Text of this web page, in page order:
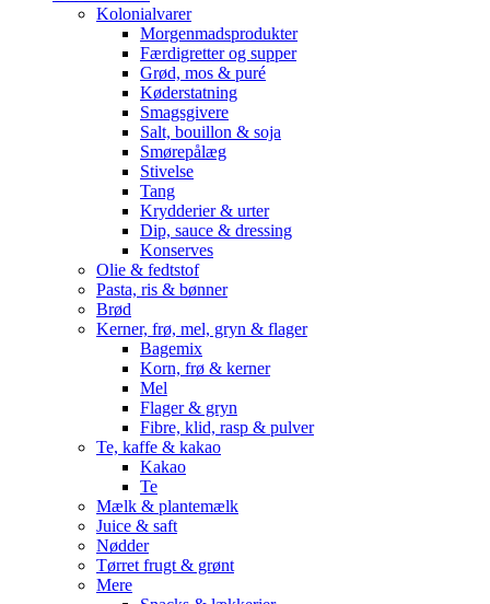
Kolonialvarer
Morgenmadsprodukter
Færdigretter og supper
Grød, mos & puré
Køderstatning
Smagsgivere
Salt, bouillon & soja
Smørepålæg
Stivelse
Tang
Krydderier & urter
Dip, sauce & dressing
Konserves
Olie & fedtstof
Pasta, ris & bønner
Brød
Kerner, frø, mel, gryn & flager
Bagemix
Korn, frø & kerner
Mel
Flager & gryn
Fibre, klid, rasp & pulver
Te, kaffe & kakao
Kakao
Te
Mælk & plantemælk
Juice & saft
Nødder
Tørret frugt & grønt
Mere